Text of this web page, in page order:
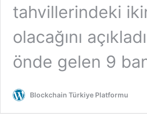
tahvillerindeki
olacağını
önde gelen 9
Blockchain Türkiye Platformu